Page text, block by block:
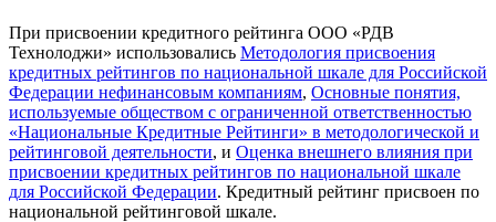
При присвоении кредитного рейтинга ООО «РДВ
Технолоджи» использовались Методология присвоения
кредитных рейтингов по национальной шкале для Российской
Федерации нефинансовым компаниям, Основные понятия,
используемые обществом с ограниченной ответственностью
«Национальные Кредитные Рейтинги» в методологической и
рейтинговой деятельности, и Оценка внешнего влияния при
присвоении кредитных рейтингов по национальной шкале
для Российской Федерации. Кредитный рейтинг присвоен по
национальной рейтинговой шкале.